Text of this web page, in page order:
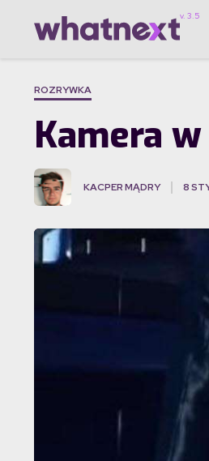
ROZRYWKA
Kamera
KACPER MĄDRY 8